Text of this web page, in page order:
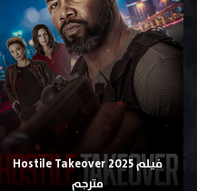
فيلم Hostile Takeover 2025
مترجم